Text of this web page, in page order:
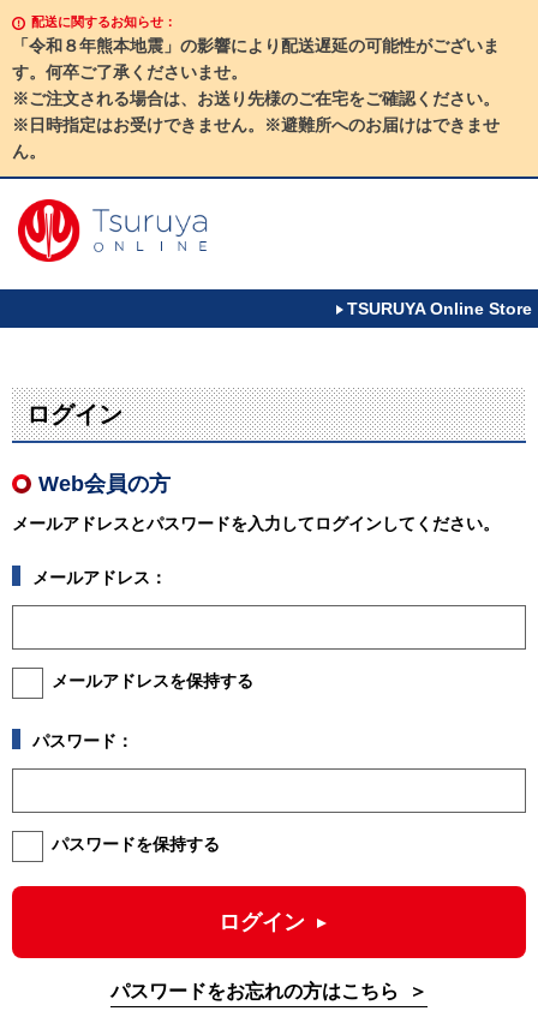
配送に関するお知らせ：
「令和８年熊本地震」の影響により配送遅延の可能性がございま
す。何卒ご了承くださいませ。
※ご注文される場合は、お送り先様のご在宅をご確認ください。
※日時指定はお受けできません。※避難所へのお届けはできませ
ん。
TSURUYA Online Store
ログイン
Web会員の方
メールアドレスとパスワードを入力してログインしてください。
メールアドレス：
メールアドレスを保持する
パスワード：
パスワードを保持する
ログイン
パスワードをお忘れの方はこちら